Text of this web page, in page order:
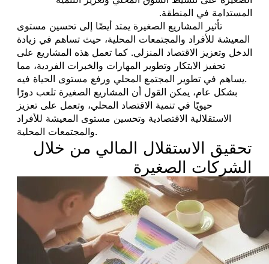
المستدامة في المنطقة.
تأثير المشاريع الصغيرة يمتد أيضًا إلى تحسين مستوى
المعيشة للأفراد والمجتمعات المحلية، حيث تساهم في زيادة
الدخل وتعزيز الاقتصاد المنزلي. كما تعمل هذه المشاريع على
تحفيز الابتكار وتطوير المهارات والخبرات الفردية، مما
يساهم في تطوير المجتمع المحلي ورفع مستوى الحياة فيه.
بشكل عام، يمكن القول أن المشاريع الصغيرة تلعب دورًا
حيويًا في تنمية الاقتصاد المحلي، وتعمل على تعزيز
الاستقلالية الاقتصادية وتحسين مستوى المعيشة للأفراد
والمجتمعات المحلية.
تحقيق الاستقلال المالي من خلال
الشركات الصغيرة